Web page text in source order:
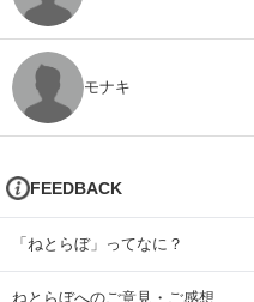
モナキ
FEEDBACK
「ねとらぼ」ってなに？
ねとらぼへのご意見・ご感想